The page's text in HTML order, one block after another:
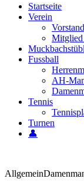
Startseite
Verein
Mitglied
Fussball
AH-
Tennis
Turnen
👤
Allgemein